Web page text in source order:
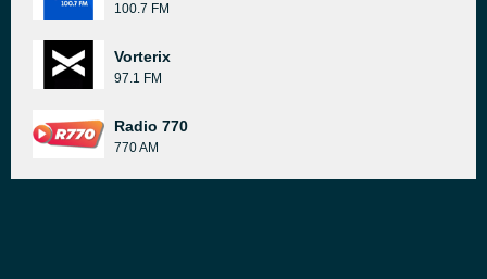
100.7 FM
Vorterix
97.1 FM
Radio 770
770 AM